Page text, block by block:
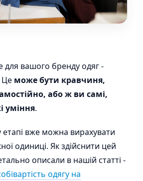
вашого бренду одяг -
Це може бути кравчиня,
або ж ви самі,
уміння.
вже можна вирахувати
одиниці. Як здійснити цей
описали в нашій статті -
одягу на